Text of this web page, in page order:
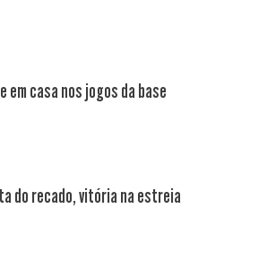
casa nos jogos da base
do recado, vitória na estreia